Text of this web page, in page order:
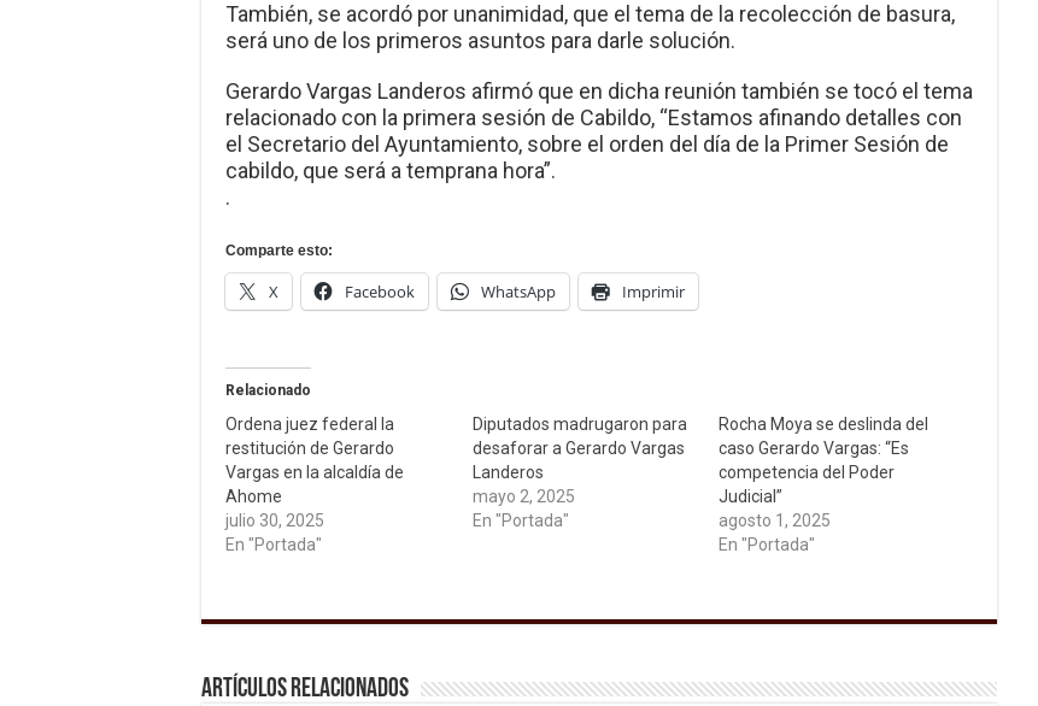
También, se acordó por unanimidad, que el tema de la recolección de basura,
será uno de los primeros asuntos para darle solución.
Gerardo Vargas Landeros afirmó que en dicha reunión también se tocó el tema
relacionado con la primera sesión de Cabildo, “Estamos afinando detalles con
el Secretario del Ayuntamiento, sobre el orden del día de la Primer Sesión de
cabildo, que será a temprana hora”.
.
Comparte esto:
X Facebook WhatsApp Imprimir
Relacionado
Ordena juez federal la
restitución de Gerardo
Vargas en la alcaldía de
Ahome
julio 30, 2025
En "Portada"
Diputados madrugaron para
desaforar a Gerardo Vargas
Landeros
mayo 2, 2025
En "Portada"
Rocha Moya se deslinda del
caso Gerardo Vargas: “Es
competencia del Poder
Judicial”
agosto 1, 2025
En "Portada"
Artículos relacionados